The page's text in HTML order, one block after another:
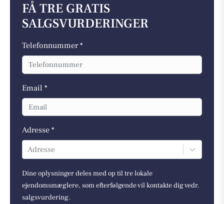
FÅ TRE GRATIS
SALGSVURDERINGER
Telefonnummer *
Email *
Adresse *
Adresse
Dine oplysninger deles med op til tre lokale
ejendomsmæglere, som efterfølgende vil kontakte dig vedr.
salgsvurdering.